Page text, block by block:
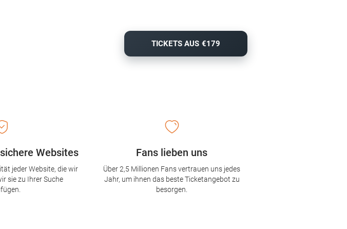
TICKETS AUS €179
Websites
jeder Website, die wir
sie zu Ihrer Suche
Fans lieben uns
Über 2,5 Millionen Fans vertrauen uns jedes
Jahr, um ihnen das beste Ticketangebot zu
besorgen.